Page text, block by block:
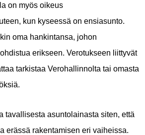
on myös oikeus
kun kyseessä on ensiasunto.
oma hankintansa, johon
erikseen. Verotukseen liittyvät
tarkistaa Verohallinnolta tai omasta
tavallisesta asuntolainasta siten, että
erässä rakentamisen eri vaiheissa.